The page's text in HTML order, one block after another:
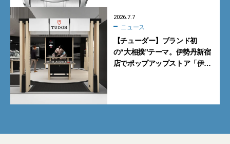
2026.7.7
ニュース
【チューダー】ブランド初
の“大相撲”テーマ。伊勢丹新宿
店でポップアップストア「伊勢